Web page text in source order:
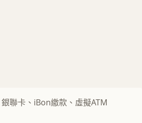
聯卡、iBon繳款、虛擬ATM